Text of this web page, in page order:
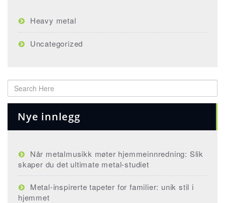
Heavy metal
Uncategorized
Nye innlegg
Når metalmusikk møter hjemmeinnredning: Slik
skaper du det ultimate metal-studiet
Metal-inspirerte tapeter for familier: unik stil i
hjemmet